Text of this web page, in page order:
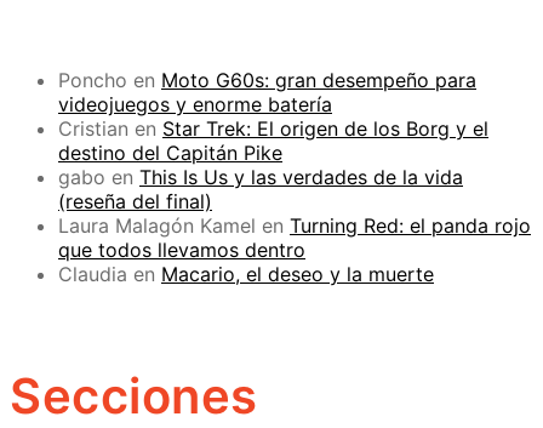
Poncho en Moto G60s: gran desempeño para
videojuegos y enorme batería
Cristian en Star Trek: El origen de los Borg y el
destino del Capitán Pike
gabo en This Is Us y las verdades de la vida
(reseña del final)
Laura Malagón Kamel en Turning Red: el panda rojo
que todos llevamos dentro
Claudia en Macario, el deseo y la muerte
Secciones